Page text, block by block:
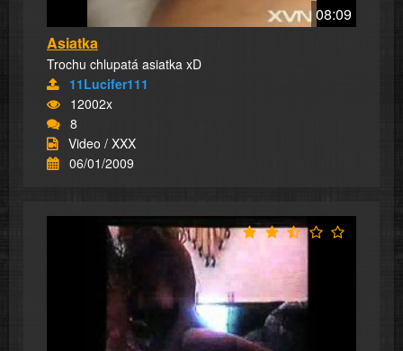
08:09
Asiatka
Trochu chlupatá asiatka xD
11Lucifer111
12002x
8
Video / XXX
06/01/2009